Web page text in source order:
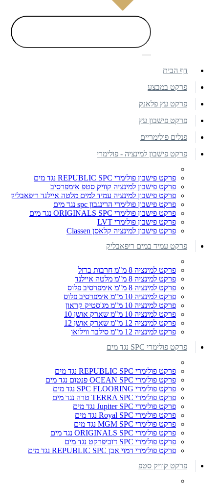
דף הבית
פרקט במבצע
פרקט עץ פלאנק
פרקט פישבון עץ
פנלים פולימריים
פרקט פישבון למינציה - פולימרי
פרקט פישבון פולימרי REPUBLIC SPC נגד מים
פרקט פישבון למינציה קוויק סטפ אימפרסיב
פרקט פישבון למינציה עמיד למים מלטה איילנד ריפאבליק
פרקט פישבון פולימרי הרינגבון spc נגד מים
פרקט פישבון פולימרי ORIGINALS SPC נגד מים
פרקט פישבון פולימרי LVT
פרקט פישבון למינציה קלאסן Classen
פרקט עמיד במים ריפאבליק
פרקט למינציה 8 מ"מ חרבות ברזל
פרקט למינציה 8 מ"מ מלטה איילנד
פרקט למינציה 8 מ"מ אימפרסיב פלוס
פרקט למינציה 10 מ"מ אימפרסיב פלוס
פרקט למינציה 10 מ"מ מג'סטיק קראון
פרקט למינציה 10 מ"מ שארק אושן 10
פרקט למינציה 12 מ"מ שארק אושן 12
פרקט למינציה 12 מ"מ סילבר ווילואו
פרקט פולימרי SPC נגד מים
פרקט פולימרי REPUBLIC SPC נגד מים
פרקט פולימרי OCEAN SPC פנטום נגד מים
פרקט פולימרי SPC FLOORING נגד מים
פרקט פולימרי TERRA SPC טרה נגד מים
פרקט פולימרי Jupiter SPC נגד מים
פרקט פולימרי Royal SPC נגד מים
פרקט פולימרי MGM SPC נגד מים
פרקט פולימרי ORIGINALS SPC נגד מים
פרקט פולימרי SPC דוביפרקט נגד מים
פרקט פולימרי דמוי אבן REPUBLIC SPC נגד מים
פרקט קוויק סטפ